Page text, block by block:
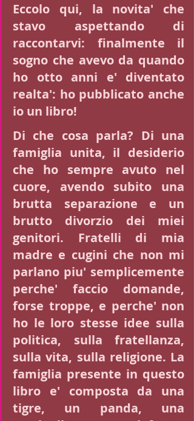
Eccolo qui, la novita' che
stavo aspettando di
raccontarvi: finalmente il
sogno che avevo da quando
ho otto anni e' diventato
realta': ho pubblicato anche
io un libro!
Di che cosa parla? Di una
famiglia unita, il desiderio
che ho sempre avuto nel
cuore, avendo subito una
brutta separazione e un
brutto divorzio dei miei
genitori. Fratelli di mia
madre e cugini che non mi
parlano piu' semplicemente
perche' faccio domande,
forse troppe, e perche' non
ho le loro stesse idee sulla
politica, sulla fratellanza,
sulla vita, sulla religione. La
famiglia presente in questo
libro e' composta da una
tigre, un panda, una